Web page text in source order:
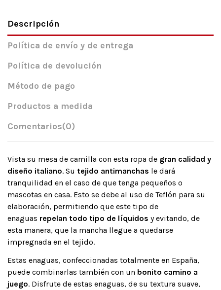
Descripción
Política de envío y de entrega
Política de devolución
Método de pago
Productos a medida
Comentarios(0)
Vista su mesa de camilla con esta ropa de gran calidad y
diseño italiano. Su tejido antimanchas le dará
tranquilidad en el caso de que tenga pequeños o
mascotas en casa. Esto se debe al uso de Teflón para su
elaboración, permitiendo que este tipo de
enaguas repelan todo tipo de líquidos y evitando, de
esta manera, que la mancha llegue a quedarse
impregnada en el tejido.
Estas enaguas, confeccionadas totalmente en España,
puede combinarlas también con un bonito camino a
juego. Disfrute de estas enaguas, de su textura suave,